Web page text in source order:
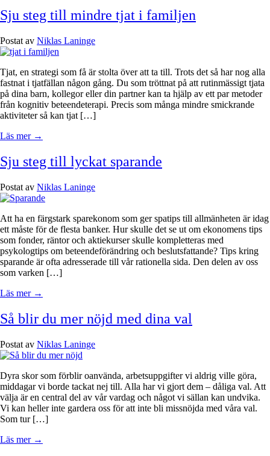
Sju steg till mindre tjat i familjen
Postat av Niklas Laninge
Tjat, en strategi som få är stolta över att ta till. Trots det så har nog alla
fastnat i tjatfällan någon gång. Du som tröttnat på att rutinmässigt tjata
på dina barn, kollegor eller din partner kan ta hjälp av ett par metoder
från kognitiv beteendeterapi. Precis som många mindre smickrande
aktiviteter så kan tjat […]
Läs mer →
Sju steg till lyckat sparande
Postat av Niklas Laninge
Att ha en färgstark sparekonom som ger spatips till allmänheten är idag
ett måste för de flesta banker. Hur skulle det se ut om ekonomens tips
som fonder, räntor och aktiekurser skulle kompletteras med
psykologtips om beteendeförändring och beslutsfattande? Tips kring
sparande är ofta adresserade till vår rationella sida. Den delen av oss
som varken […]
Läs mer →
Så blir du mer nöjd med dina val
Postat av Niklas Laninge
Dyra skor som förblir oanvända, arbetsuppgifter vi aldrig ville göra,
middagar vi borde tackat nej till. Alla har vi gjort dem – dåliga val. Att
välja är en central del av vår vardag och något vi sällan kan undvika.
Vi kan heller inte gardera oss för att inte bli missnöjda med våra val.
Som tur […]
Läs mer →